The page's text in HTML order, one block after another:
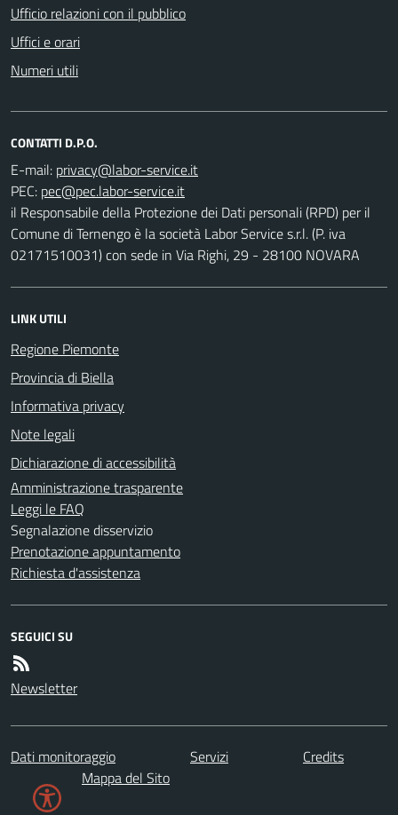
Ufficio relazioni con il pubblico
Uffici e orari
Numeri utili
CONTATTI D.P.O.
E-mail:
PEC:
il Responsabile della Protezione dei Dati personali (RPD) per il
Comune di Ternengo è la società Labor Service s.r.l. (P. iva
02171510031) con sede in Via Righi, 29 - 28100 NOVARA
LINK UTILI
Regione Piemonte
Provincia di Biella
Informativa privacy
Note legali
Dichiarazione di accessibilità
Amministrazione trasparente
Leggi le FAQ
Segnalazione disservizio
Prenotazione appuntamento
Richiesta d'assistenza
SEGUICI SU
Newsletter
Dati monitoraggio Servizi
Credits
Mappa del Sito